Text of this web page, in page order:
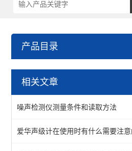
产品目录
杭州爱华
相关文章
噪声检测仪测量条件和读取方法
爱华声级计在使用时有什么需要注意